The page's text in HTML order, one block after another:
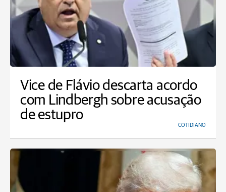
Vice de Flávio descarta acordo
com Lindbergh sobre acusação
de estupro
COTIDIANO